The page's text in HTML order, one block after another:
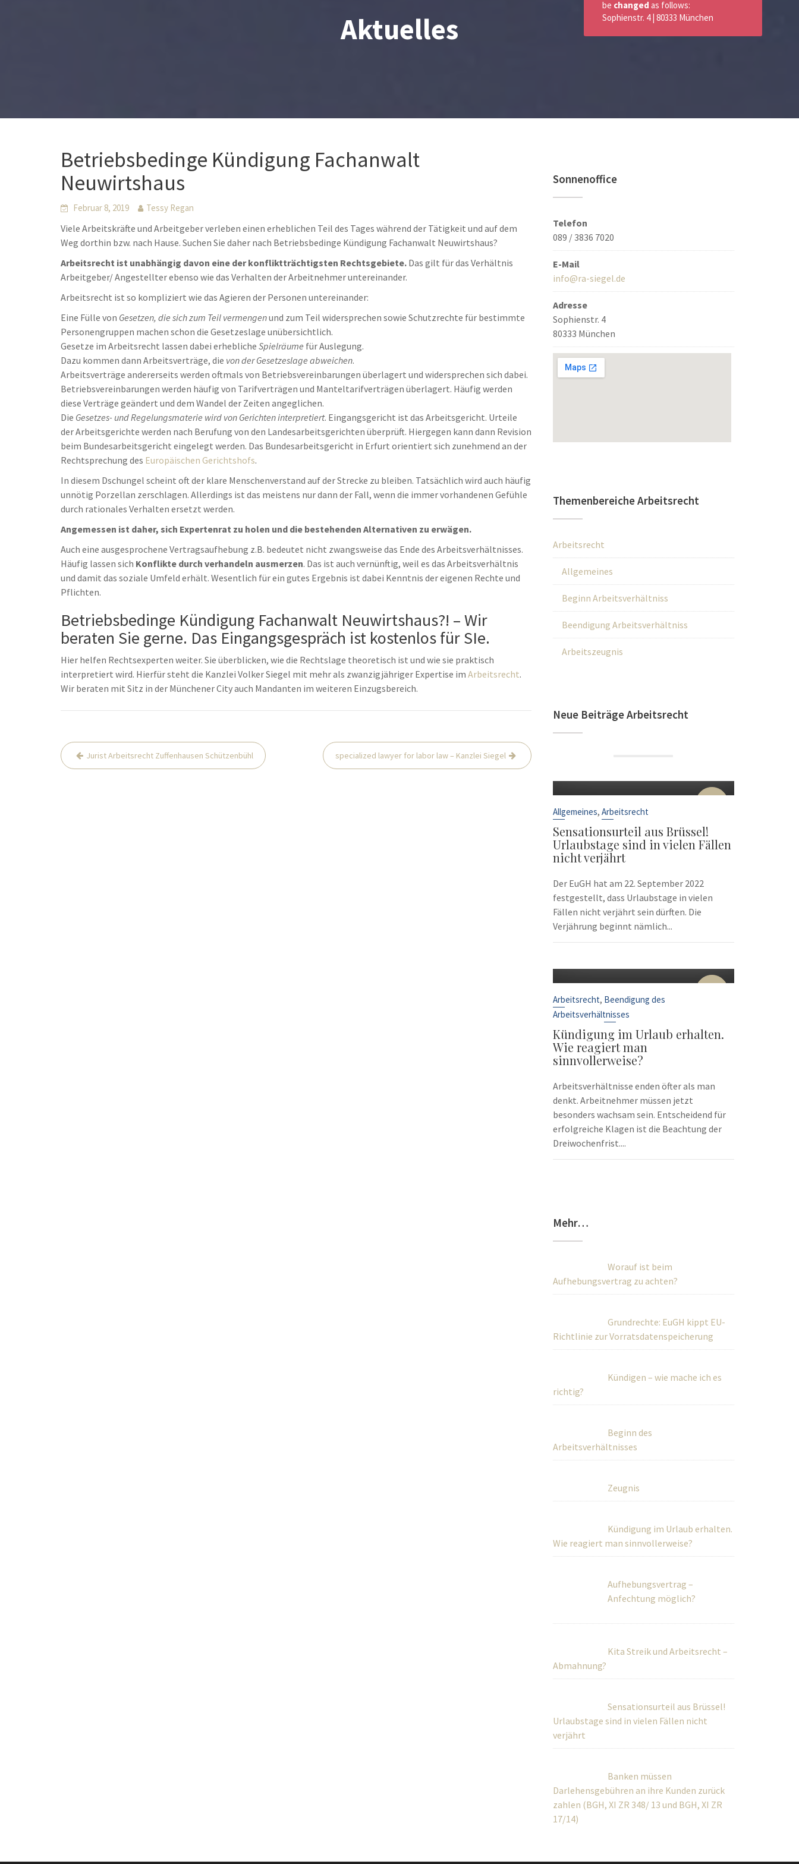
Aktuelles
Betriebsbedinge Kündigung Fachanwalt
Neuwirtshaus
Februar 8, 2019 Tessy Regan
Viele Arbeitskräfte und Arbeitgeber verleben einen erheblichen Teil des Tages während der Tätigkeit und auf dem
Weg dorthin bzw. nach Hause. Suchen Sie daher nach Betriebsbedinge Kündigung Fachanwalt Neuwirtshaus?
Arbeitsrecht ist unabhängig davon eine der konfliktträchtigsten Rechtsgebiete. Das gilt für das Verhältnis
Arbeitgeber/ Angestellter ebenso wie das Verhalten der Arbeitnehmer untereinander.
Arbeitsrecht ist so kompliziert wie das Agieren der Personen untereinander:
Eine Fülle von Gesetzen, die sich zum Teil vermengenund zum Teil widersprechen sowie Schutzrechte für bestimmte
Personengruppen machen schon die Gesetzeslage unübersichtlich.
Gesetze im Arbeitsrecht lassen dabei erhebliche Spielräume für Auslegung.
Dazu kommen dann Arbeitsverträge, die von der Gesetzeslage abweichen.
Arbeitsverträge andererseits werden oftmals von Betriebsvereinbarungen überlagert und widersprechen sich dabei.
Betriebsvereinbarungen werden häufig von Tarifverträgen und Manteltarifverträgen überlagert. Häufig werden
diese Verträge geändert und dem Wandel der Zeiten angeglichen.
Die Gesetzes- und Regelungsmaterie wird von Gerichten interpretiert. Eingangsgericht ist das Arbeitsgericht. Urteile
der Arbeitsgerichte werden nach Berufung von den Landesarbeitsgerichten überprüft. Hiergegen kann dann Revision
beim Bundesarbeitsgericht eingelegt werden. Das Bundesarbeitsgericht in Erfurt orientiert sich zunehmend an der
Rechtsprechung des Europäischen Gerichtshofs.
In diesem Dschungel scheint oft der klare Menschenverstand auf der Strecke zu bleiben. Tatsächlich wird auch häufig
unnötig Porzellan zerschlagen. Allerdings ist das meistens nur dann der Fall, wenn die immer vorhandenen Gefühle
durch rationales Verhalten ersetzt werden.
Angemessen ist daher, sich Expertenrat zu holen und die bestehenden Alternativen zu erwägen.
Auch eine ausgesprochene Vertragsaufhebung z.B. bedeutet nicht zwangsweise das Ende des Arbeitsverhältnisses.
Häufig lassen sich Konflikte durch verhandeln ausmerzen. Das ist auch vernünftig, weil es das Arbeitsverhältnis
und damit das soziale Umfeld erhält. Wesentlich für ein gutes Ergebnis ist dabei Kenntnis der eigenen Rechte und
Pflichten.
Betriebsbedinge Kündigung Fachanwalt Neuwirtshaus?! – Wir
beraten Sie gerne. Das Eingangsgespräch ist kostenlos für SIe.
Hier helfen Rechtsexperten weiter. Sie überblicken, wie die Rechtslage theoretisch ist und wie sie praktisch
interpretiert wird. Hierfür steht die Kanzlei Volker Siegel mit mehr als zwanzigjähriger Expertise im Arbeitsrecht.
Wir beraten mit Sitz in der Münchener City auch Mandanten im weiteren Einzugsbereich.
Beitrags-
Navigation
Jurist Arbeitsrecht Zuffenhausen Schützenbühl specialized lawyer for labor law – Kanzlei Siegel
Sonnenoffice
Telefon
089 / 3836 7020
E-Mail
info@ra-siegel.de
Adresse
Sophienstr. 4
80333 München
Themenbereiche Arbeitsrecht
Arbeitsrecht
Allgemeines
Beginn Arbeitsverhältniss
Beendigung Arbeitsverhältniss
Arbeitszeugnis
Neue Beiträge Arbeitsrecht
22
Allgemeines,Arbeitsrecht
Sensationsurteil aus Brüssel!
Urlaubstage sind in vielen Fällen
nicht verjährt
Der EuGH hat am 22. September 2022
festgestellt, dass Urlaubstage in vielen
Fällen nicht verjährt sein dürften. Die
Verjährung beginnt nämlich...
10
Arbeitsrecht, Beendigung des
Arbeitsverhältnisses
Kündigung im Urlaub erhalten.
Wie reagiert man
sinnvollerweise?
Arbeitsverhältnisse enden öfter als man
denkt. Arbeitnehmer müssen jetzt
besonders wachsam sein. Entscheidend für
erfolgreiche Klagen ist die Beachtung der
Dreiwochenfrist....
Mehr…
Worauf ist beim
Aufhebungsvertrag zu achten?
Grundrechte: EuGH kippt EU-
Richtlinie zur Vorratsdatenspeicherung
Kündigen – wie mache ich es
richtig?
Beginn des
Arbeitsverhältnisses
Zeugnis
Kündigung im Urlaub erhalten.
Wie reagiert man sinnvollerweise?
Aufhebungsvertrag –
Anfechtung möglich?
Urlaubstage sind in vielen Fällen nicht
verjährt
Darlehensgebühren an ihre Kunden zurück
zahlen (BGH, XI ZR 348/ 13 und BGH, XI ZR
17/14)
be changed as follows:
Sophienstr. 4 | 80333 München